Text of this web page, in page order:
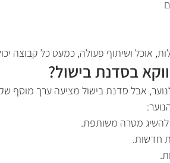
אוכל ושיתוף פעולה, כמעט כל קבוצה
בסדנת בישול?
אבל סדנת בישול מציעה ערך מוסף
להשיג מטרה משותפת.
חדשות.